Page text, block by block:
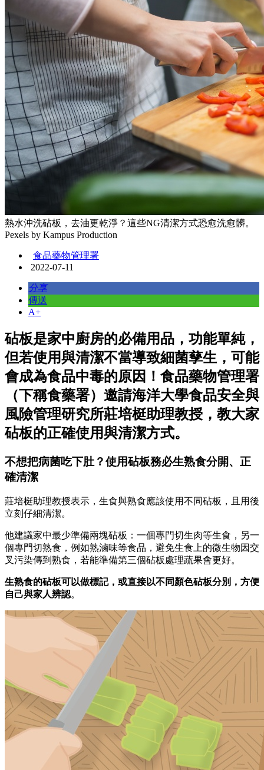
熱水沖洗砧板，去油更乾淨？這些NG清潔方式恐愈洗愈髒。
Pexels by Kampus Production
食品藥物管理署
2022-07-11
分享
傳送
A+
砧板是家中廚房的必備用品，功能單純，
但若使用與清潔不當導致細菌孳生，可能
會成為食品中毒的原因！食品藥物管理署
（下稱食藥署）邀請海洋大學食品安全與
風險管理研究所莊培梃助理教授，教大家
砧板的正確使用與清潔方式。
不想把病菌吃下肚？使用砧板務必生熟食分開、正
確清潔
莊培梃助理教授表示，生食與熟食應該使用不同砧板，且用後
立刻仔細清潔。
他建議家中最少準備兩塊砧板：一個專門切生肉等生食，另一
個專門切熟食，例如熟滷味等食品，避免生食上的微生物因交
叉污染傳到熟食，若能準備第三個砧板處理蔬果會更好。
生熟食的砧板可以做標記，或直接以不同顏色砧板分別，方便
自己與家人辨認。